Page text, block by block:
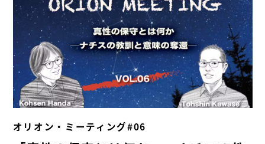
オリオン・ミーティング#06